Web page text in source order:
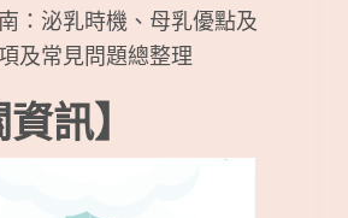
：泌乳時機、母乳優點及
及常見問題總整理
訊】